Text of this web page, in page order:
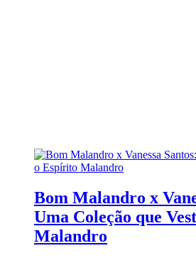
Bom Malandro x
Uma Coleção que
Malandro